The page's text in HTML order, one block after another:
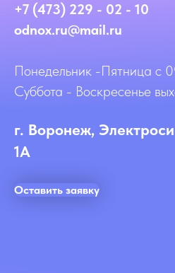
+7 (473) 229 - 02 - 10
odnox.ru@mail.ru
Понедельник -Пятница с
Суббота - Воскресенье
г. Воронеж,
1А
Оставить заявку